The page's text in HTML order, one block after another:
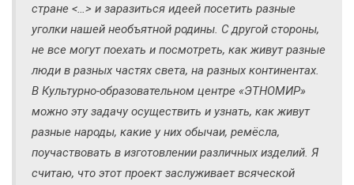
стране <…> и заразиться идеей посетить разные
уголки нашей необъятной родины. С другой стороны,
не все могут поехать и посмотреть, как живут разные
люди в разных частях света, на разных континентах.
В Культурно-образовательном центре «ЭТНОМИР»
можно эту задачу осуществить и узнать, как живут
разные народы, какие у них обычаи, ремёсла,
поучаствовать в изготовлении различных изделий. Я
считаю, что этот проект заслуживает всяческой